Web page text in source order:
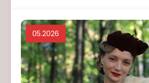
05.2026